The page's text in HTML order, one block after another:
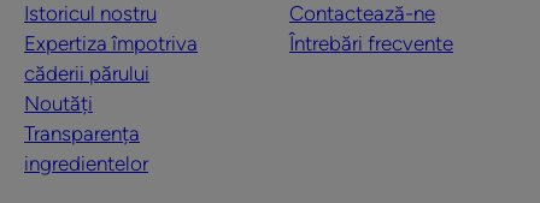
Istoricul nostru
Expertiza împotriva
căderii părului
Noutăți
Transparența
ingredientelor
Contactează-ne
Întrebări frecvente